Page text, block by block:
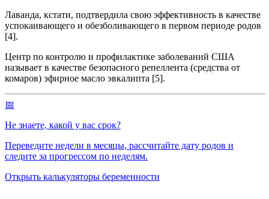
Лаванда, кстати, подтвердила свою эффективность в качестве
успокаивающего и обезболивающего в первом периоде родов
[4].
Центр по контролю и профилактике заболеваний США
называет в качестве безопасного репеллента (средства от
комаров) эфирное масло эвкалипта [5].
📅
Не знаете, какой у вас срок?
Переведите недели в месяцы, рассчитайте дату родов и
следите за прогрессом по неделям.
Открыть калькуляторы беременности